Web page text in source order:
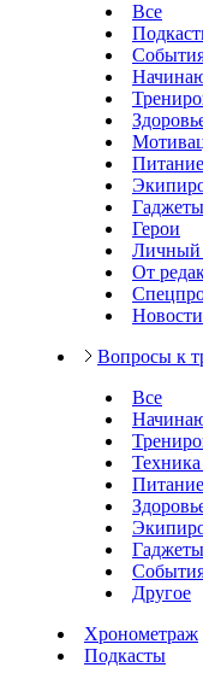
Все
Питание
Гаджеты
Герои
Личный
От
Новости
Вопросы к
Все
Техника
Питание
Гаджеты
Другое
Хронометраж
Подкасты